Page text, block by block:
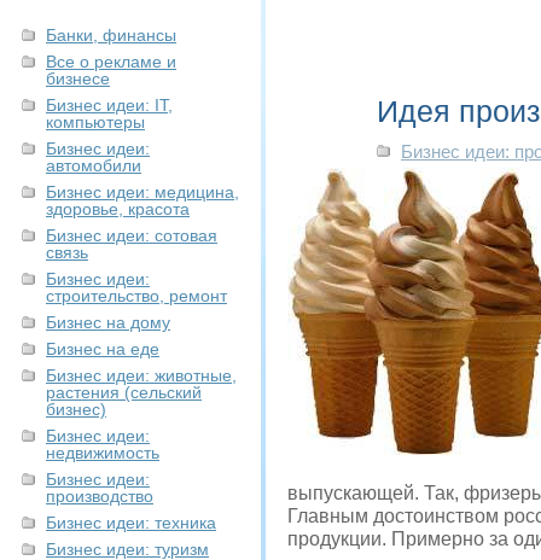
Банки, финансы
Все о рекламе и
бизнесе
Бизнес идеи: IT,
компьютеры
Бизнес идеи:
автомобили
Бизнес идеи: медицина,
здоровье, красота
Бизнес идеи: сотовая
связь
Бизнес идеи:
строительство, ремонт
Бизнес на дому
Бизнес на еде
Бизнес идеи: животные,
растения (сельский
бизнес)
Бизнес идеи:
недвижимость
Бизнес идеи:
производство
Бизнес идеи: техника
Бизнес идеи: туризм
Идея
Бизнес идеи:
выпускающей. Так,
Главным достоинством
продукции. Примерно за